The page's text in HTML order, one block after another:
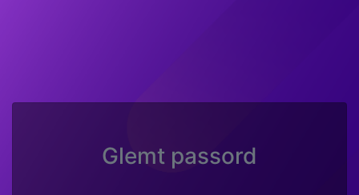
Glemt passord